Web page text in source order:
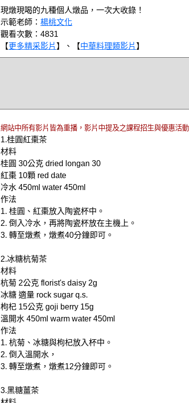
現燉現喝的九種個人燉品，一次大收錄！
示範老師： 楊桃文化
觀看次數：4831
【更多精采影片 】、【中華料理類影片 】
網站中所有影片皆為重播，影片中提及之課程招生與優惠活
1.桂圓紅棗茶
材料
桂圓 30公克 dried longan 30
紅棗 10顆 red date
冷水 450ml water 450ml
作法
1. 桂圓、紅棗放入陶瓷杯中。
2. 倒入冷水，再將陶瓷杯放在主機上。
3. 轉至燉煮，燉煮40分鐘即可。
2.冰糖杭菊茶
材料
杭菊 2公克 florist's daisy 2g
冰糖 適量 rock sugar q.s.
枸杞 15公克 goji berry 15g
溫開水 450ml warm water 450ml
作法
1. 杭菊、冰糖與枸杞放入杯中。
2. 倒入溫開水，
3. 轉至燉煮，燉煮12分鐘即可。
3.黑糖薑茶